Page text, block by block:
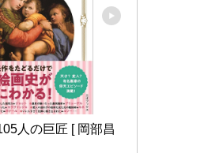
人の巨匠 [ 岡部昌